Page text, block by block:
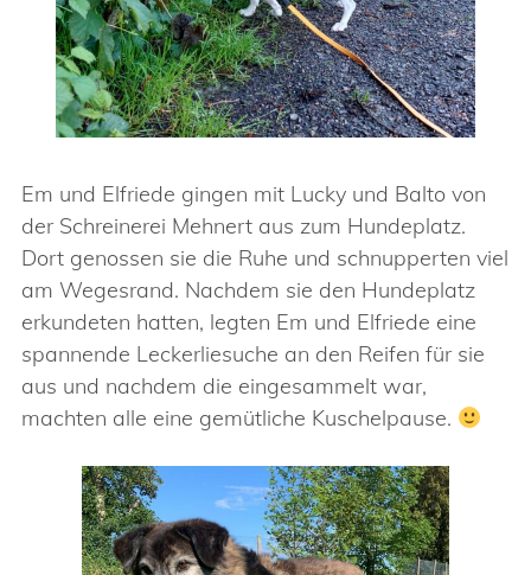
Em und Elfriede gingen mit Lucky und Balto von
der Schreinerei Mehnert aus zum Hundeplatz.
Dort genossen sie die Ruhe und schnupperten viel
am Wegesrand. Nachdem sie den Hundeplatz
erkundeten hatten, legten Em und Elfriede eine
spannende Leckerliesuche an den Reifen für sie
aus und nachdem die eingesammelt war,
machten alle eine gemütliche Kuschelpause.